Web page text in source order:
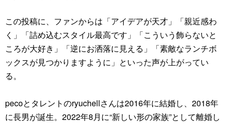
この投稿に、ファンからは「アイデアが天才」「親近感わ
く」「詰め込むスタイル最高です」「こういう飾らないと
ころが大好き」「逆にお洒落に見える」「素敵なランチボ
ックスが見つかりますように」といった声が上がってい
る。
pecoとタレントのryuchellさんは2016年に結婚し、2018年
に長男が誕生。2022年8月に“新しい形の家族”として離婚し